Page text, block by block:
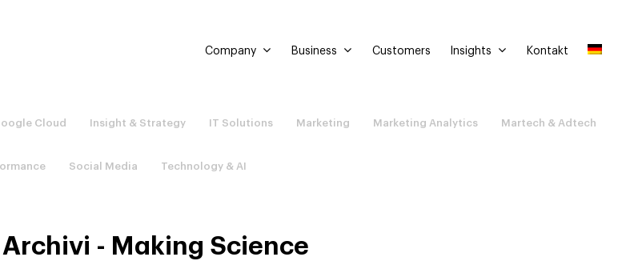
Company Business Customers Insights Kontakt
Cloud Insight & Strategy IT Solutions Marketing Marketing Analytics Martech & Adtech
Social Media Technology & AI
- Making Science